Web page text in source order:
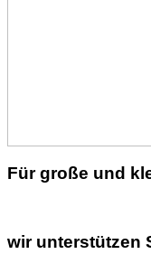
Für große und
wir unterstützen